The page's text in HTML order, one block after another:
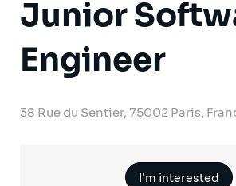
Junior
Engineer
38 Rue du Sentier, 75002 Paris,
I'm interested